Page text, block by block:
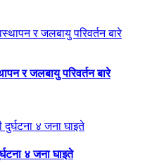
र जलबायु परिवर्तन बारे
४ जना घाइते